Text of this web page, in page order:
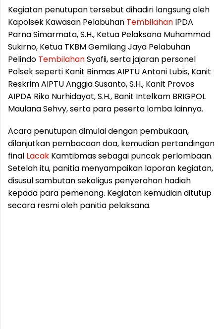
Kegiatan penutupan tersebut dihadiri langsung oleh
Kapolsek Kawasan Pelabuhan Tembilahan IPDA
Parna Simarmata, S.H., Ketua Pelaksana Muhammad
Sukirno, Ketua TKBM Gemilang Jaya Pelabuhan
Pelindo TembilahanSyafii, serta jajaran personel
Polsek seperti Kanit Binmas AIPTU Antoni Lubis, Kanit
Reskrim AIPTU Anggia Susanto, S.H., Kanit Provos
AIPDA Riko Nurhidayat, S.H., Banit Intelkam BRIGPOL
Maulana Sehvy, serta para peserta lomba lainnya.
Acara penutupan dimulai dengan pembukaan,
dilanjutkan pembacaan doa, kemudian pertandingan
final Lacak Kamtibmas sebagai puncak perlombaan.
Setelah itu, panitia menyampaikan laporan kegiatan,
disusul sambutan sekaligus penyerahan hadiah
kepada para pemenang. Kegiatan kemudian ditutup
secara resmi oleh panitia pelaksana.